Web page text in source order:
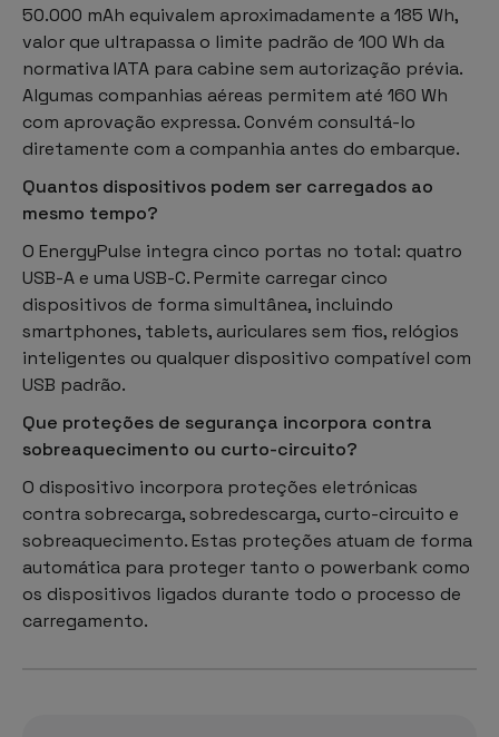
50.000 mAh equivalem aproximadamente a 185 Wh,
valor que ultrapassa o limite padrão de 100 Wh da
normativa IATA para cabine sem autorização prévia.
Algumas companhias aéreas permitem até 160 Wh
com aprovação expressa. Convém consultá-lo
diretamente com a companhia antes do embarque.
Quantos dispositivos podem ser carregados ao
mesmo tempo?
O EnergyPulse integra cinco portas no total: quatro
USB-A e uma USB-C. Permite carregar cinco
dispositivos de forma simultânea, incluindo
smartphones, tablets, auriculares sem fios, relógios
inteligentes ou qualquer dispositivo compatível com
USB padrão.
Que proteções de segurança incorpora contra
sobreaquecimento ou curto-circuito?
O dispositivo incorpora proteções eletrónicas
contra sobrecarga, sobredescarga, curto-circuito e
sobreaquecimento. Estas proteções atuam de forma
automática para proteger tanto o powerbank como
os dispositivos ligados durante todo o processo de
carregamento.